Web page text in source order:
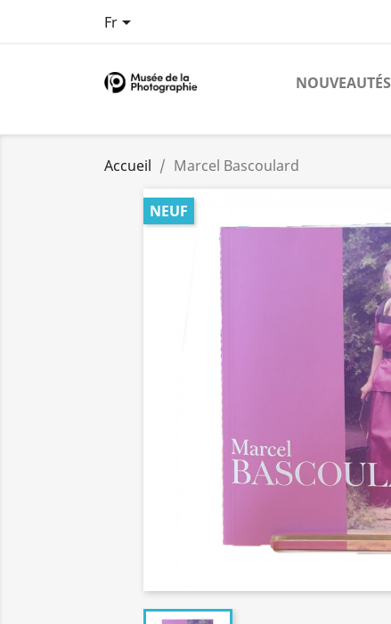
Fr
NOUVEAUTÉS
Accueil Marcel Bascoulard
NEUF